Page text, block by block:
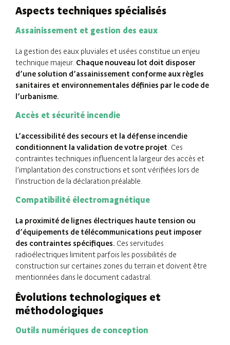
Aspects techniques spécialisés
Assainissement et gestion des eaux
La gestion des eaux pluviales et usées constitue un enjeu
technique majeur. Chaque nouveau lot doit disposer
d’une solution d’assainissement conforme aux règles
sanitaires et environnementales définies par le code de
l’urbanisme.
Accès et sécurité incendie
L’accessibilité des secours et la défense incendie
conditionnent la validation de votre projet . Ces
contraintes techniques influencent la largeur des accès et
l’implantation des constructions et sont vérifiées lors de
l’instruction de la déclaration préalable.
Compatibilité électromagnétique
La proximité de lignes électriques haute tension ou
d’équipements de télécommunications peut imposer
des contraintes spécifiques. Ces servitudes
radioélectriques limitent parfois les possibilités de
construction sur certaines zones du terrain et doivent être
mentionnées dans le document cadastral.
Évolutions technologiques et
méthodologiques
Outils numériques de conception